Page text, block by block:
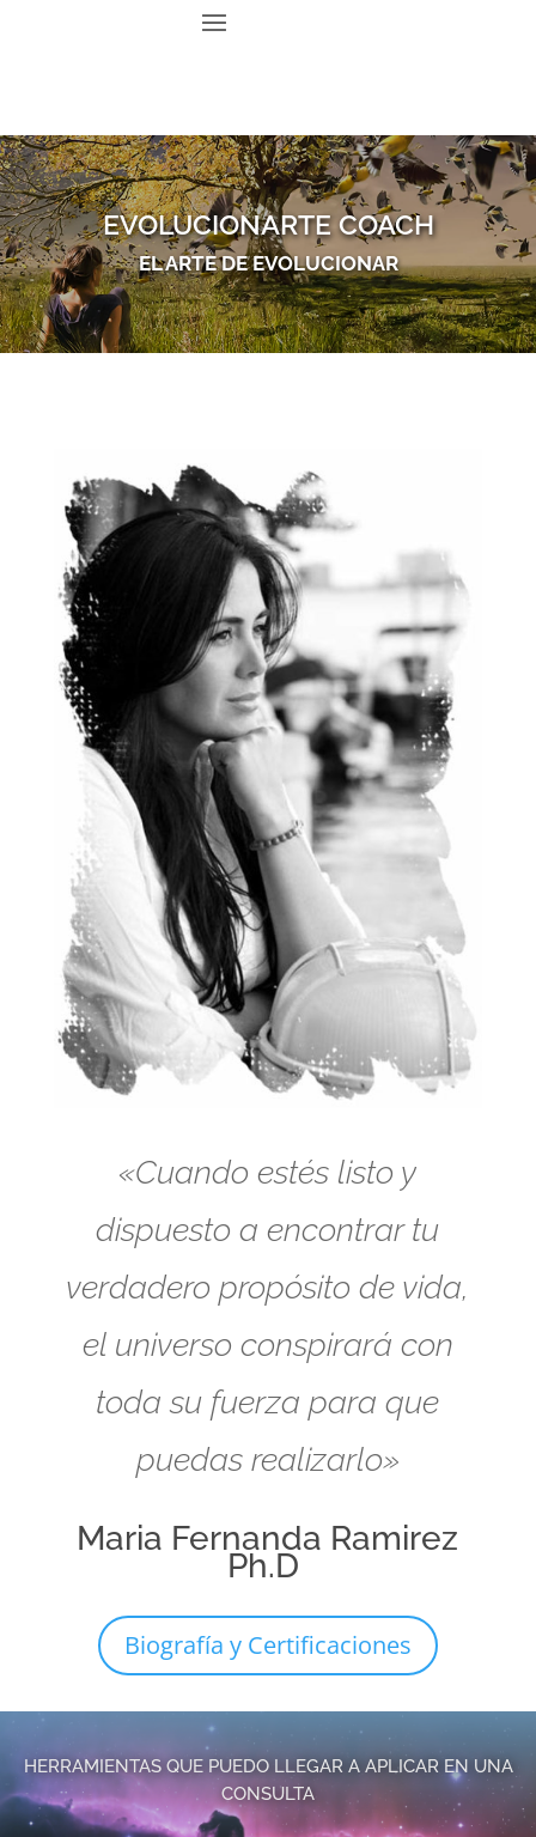
EVOLUCIONARTE COACH
EL ARTE DE EVOLUCIONAR
«Cuando estés listo y
dispuesto a encontrar tu
verdadero propósito de vida,
el universo conspirará con
toda su fuerza para que
puedas realizarlo»
Maria Fernanda Ramirez
Ph.D
Biografía y Certificaciones
HERRAMIENTAS QUE PUEDO LLEGAR A APLICAR EN UNA
CONSULTA